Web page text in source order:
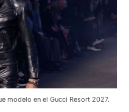
modelo en el Gucci Resort 2027.